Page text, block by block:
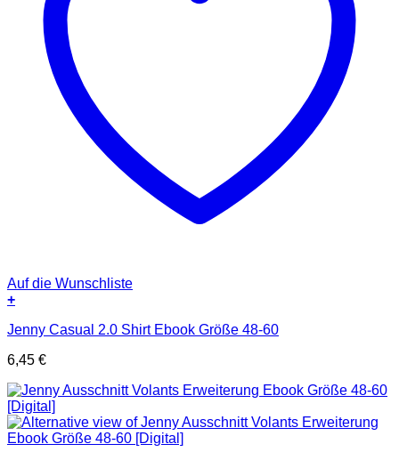
Auf die Wunschliste
+
Jenny Casual 2.0 Shirt Ebook Größe 48-60
6,45 €